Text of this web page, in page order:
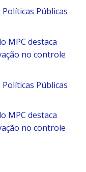
Políticas Públicas
MPC destaca
no controle
Políticas Públicas
MPC destaca
no controle